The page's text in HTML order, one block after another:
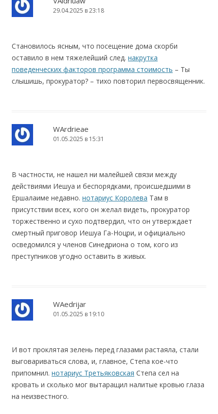
29.04.2025 в 23:18
Становилось ясным, что посещение дома скорби
оставило в нем тяжелейший след. накрутка
поведенческих факторов программа стоимость – Ты
слышишь, прокуратор? – тихо повторил первосвященник.
WArdrieae
01.05.2025 в 15:31
В частности, не нашел ни малейшей связи между
действиями Иешуа и беспорядками, происшедшими в
Ершалаиме недавно. нотариус Королева Там в
присутствии всех, кого он желал видеть, прокуратор
торжественно и сухо подтвердил, что он утверждает
смертный приговор Иешуа Га-Ноцри, и официально
осведомился у членов Синедриона о том, кого из
преступников угодно оставить в живых.
WAedrijar
01.05.2025 в 19:10
И вот проклятая зелень перед глазами растаяла, стали
выговариваться слова, и, главное, Степа кое-что
припомнил. нотариус Третьяковская Степа сел на
кровать и сколько мог вытаращил налитые кровью глаза
на неизвестного.